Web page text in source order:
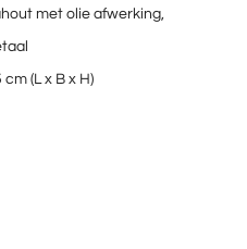
met olie afwerking,
(L x B x H)